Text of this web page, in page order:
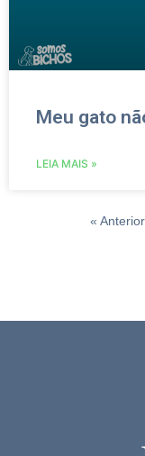
Meu gato
LEIA MAIS »
« Anterior